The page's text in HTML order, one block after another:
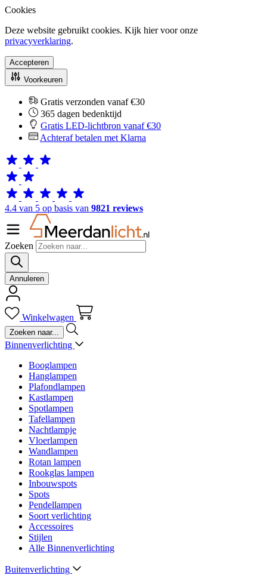
Cookies
Deze website gebruikt cookies. Kijk hier voor onze
privacyverklaring.
Accepteren
Voorkeuren
Gratis verzonden vanaf €30
365 dagen bedenktijd
Gratis LED-lichtbron vanaf €30
Achteraf betalen met Klarna
4.4 van 5 op basis van 9821 reviews
Zoeken
Annuleren
Winkelwagen
Binnenverlichting
Booglampen
Hanglampen
Plafondlampen
Kastlampen
Spotlampen
Tafellampen
Nachtlampje
Vloerlampen
Wandlampen
Rotan lampen
Rookglas lampen
Inbouwspots
Spots
Pendellampen
Soort verlichting
Accessoires
Stijlen
Alle Binnenverlichting
Buitenverlichting